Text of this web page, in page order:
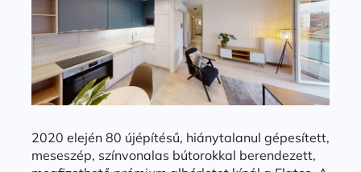
2020 elején 80 újépítésű, hiánytalanul gépesített,
meseszép, színvonalas bútorokkal berendezett,